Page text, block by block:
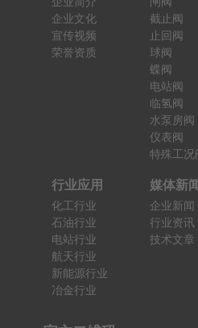
企业文化
宣传视频
荣誉资质
截止阀
止回阀
球阀
蝶阀
电站阀
临氢阀
水泵房阀
仪表阀
特殊工况
行业应用
化工行业
石油行业
电站行业
航天行业
新能源行业
冶金行业
媒体新闻
企业新闻
行业资讯
技术文章